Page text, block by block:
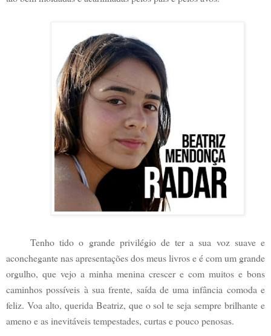
Tenho tido o grande privilégio de ter a sua voz suave e
aconchegante nas apresentações dos meus livros e é com um grande
orgulho, que vejo a minha menina crescer e com muitos e bons
caminhos possíveis à sua frente, saída de uma infância comoda e
feliz. Voa alto, querida Beatriz, que o sol te seja sempre brilhante e
ameno e as inevitáveis tempestades, curtas e pouco penosas.